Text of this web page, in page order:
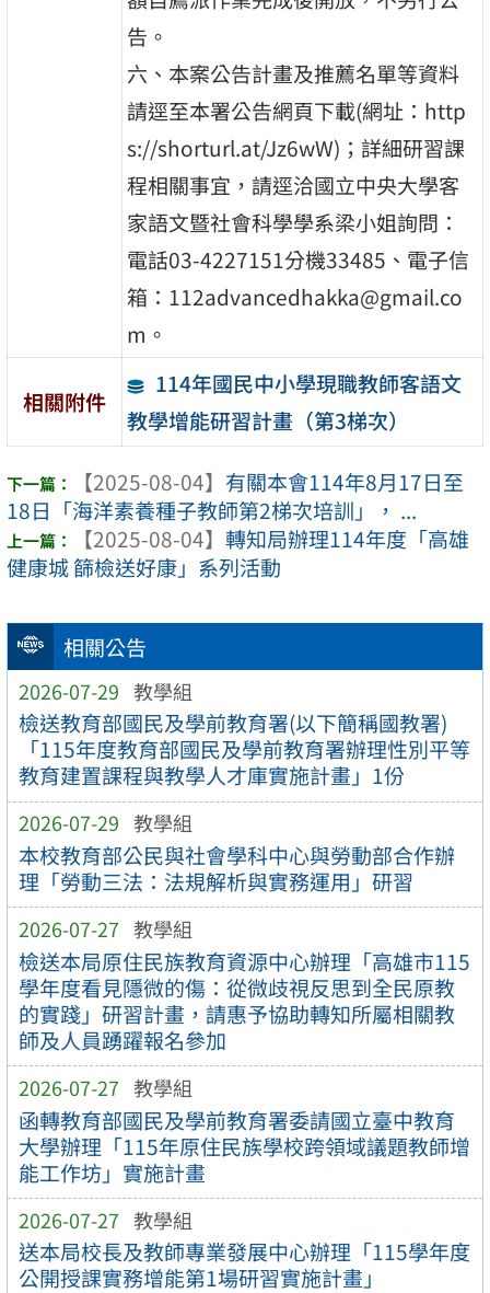
相關公告
2026-07-29 教學組
檢送教育部國民及學前教育署(以下簡稱國教署)
「115年度教育部國民及學前教育署辦理性別平等
教育建置課程與教學人才庫實施計畫」1份
2026-07-29 教學組
本校教育部公民與社會學科中心與勞動部合作辦
理「勞動三法：法規解析與實務運用」研習
2026-07-27 教學組
檢送本局原住民族教育資源中心辦理「高雄市115
學年度看見隱微的傷：從微歧視反思到全民原教
的實踐」研習計畫，請惠予協助轉知所屬相關教
師及人員踴躍報名參加
2026-07-27 教學組
函轉教育部國民及學前教育署委請國立臺中教育
大學辦理「115年原住民族學校跨領域議題教師增
能工作坊」實施計畫
2026-07-27 教學組
送本局校長及教師專業發展中心辦理「115學年度
公開授課實務增能第1場研習實施計畫」
告。
六、本案公告計畫及推薦名單等資料
請逕至本署公告網頁下載(網址：http
s://shorturl.at/Jz6wW)；詳細研習課
程相關事宜，請逕洽國立中央大學客
家語文暨社會科學學系梁小姐詢問：
電話03-4227151分機33485、電子信
箱：112advancedhakka@gmail.co
m。
相關附件
114年國民中小學現職教師客語文
教學增能研習計畫（第3梯次）
【2025-08-04】 有關本會114年8月17日至
18日「海洋素養種子教師第2梯次培訓」， ...
【2025-08-04】 轉知局辦理114年度「高雄
健康城 篩檢送好康」系列活動